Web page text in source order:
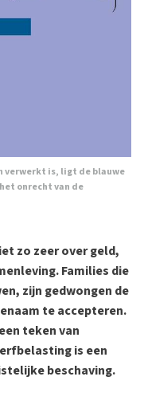
verwerkt is, ligt de blauwe
onrecht van de
zo zeer over geld,
Families die
zijn gedwongen de
te accepteren.
teken van
is een
beschaving.